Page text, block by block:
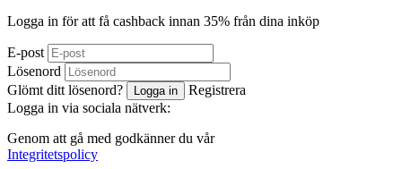
Logga in för att få cashback innan 35% från dina inköp
E-post
Lösenord
Glömt ditt lösenord?
Logga in
Registrera
Logga in via sociala nätverk:
Genom att gå med godkänner du vår
Integritetspolicy